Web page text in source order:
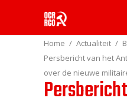
Home Actualiteit
Persbericht van het
over de nieuwe